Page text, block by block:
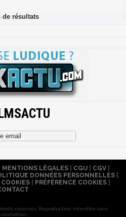
MENTIONS LÉGALES| CGU| CGV|
DONNÉES PERSONNELLES
COOKIES
PRÉFÉRENCE COOKIES
droits réservés. Reproduction interdite sans